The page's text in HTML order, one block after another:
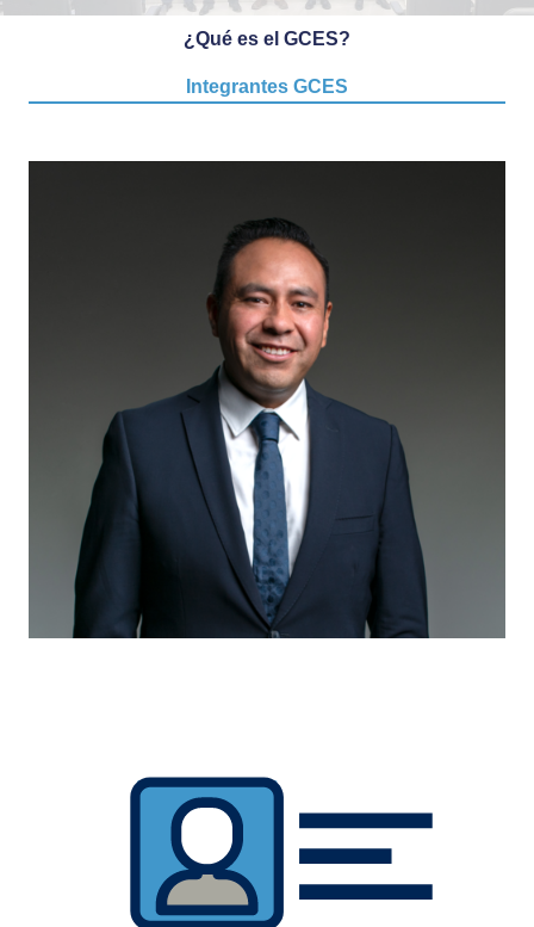
¿Qué es el GCES?
Integrantes GCES